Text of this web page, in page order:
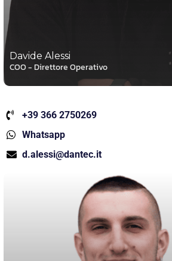
Davide Alessi
COO - Direttore Operativo
+39 366 2750269
Whatsapp
d.alessi@dantec.it